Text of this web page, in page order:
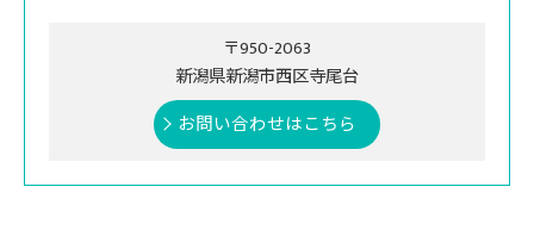
〒950-2063
新潟県新潟市西区寺尾台
お問い合わせはこちら